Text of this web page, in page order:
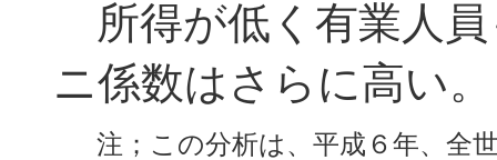
所得が低く有業人
ニ係数はさらに高い。
注；この分析は、平成６年、全